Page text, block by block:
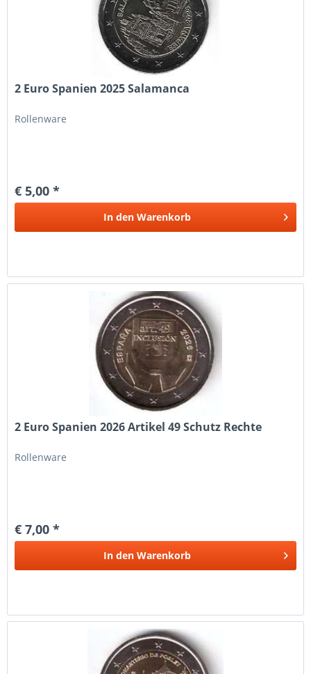
2 Euro Spanien 2025 Salamanca
Rollenware
€ 5,00 *
In den Warenkorb
2 Euro Spanien 2026 Artikel 49 Schutz Rechte
Rollenware
€ 7,00 *
In den Warenkorb